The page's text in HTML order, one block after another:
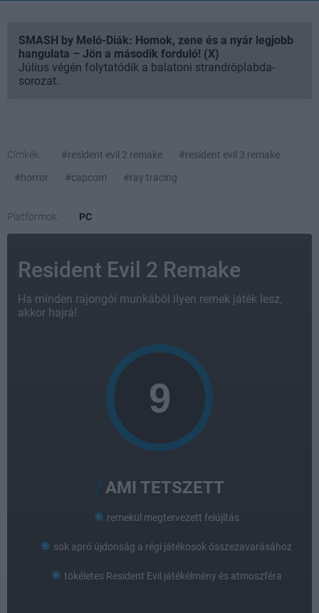
SMASH by Meló-Diák: Homok, zene és a nyár legjobb
hangulata – Jön a második forduló! (X)
Július végén folytatódik a balatoni strandröplabda-
sorozat.
Címkék: #resident evil 2 remake
#resident evil 3 remake
#horror
#capcom #ray tracing
Platformok: PC
Resident Evil 2 Remake
Ha minden rajongói munkából ilyen remek játék lesz,
akkor hajrá!
AMI TETSZETT
remekül megtervezett felújítás
sok apró újdonság a régi játékosok összezavarásához
tökéletes Resident Evil játékélmény és atmoszféra